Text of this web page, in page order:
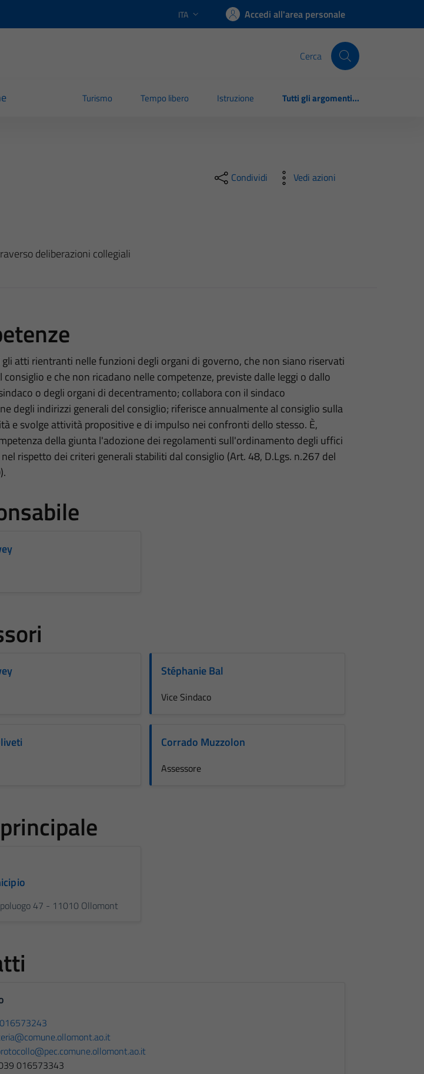
Lingua attiva:
ITA Accedi all'area personale
Cerca
Turismo Tempo libero Istruzione Tutti gli argomenti...
deliberazioni collegiali
Condividi Vedi azioni
atti rientranti nelle funzioni degli organi di governo, che non siano riservati
consiglio e che non ricadano nelle competenze, previste dalle leggi o dallo
o degli organi di decentramento; collabora con il sindaco
degli indirizzi generali del consiglio; riferisce annualmente al consiglio sulla
e svolge attività propositive e di impulso nei confronti dello stesso. È,
della giunta l'adozione dei regolamenti sull'ordinamento degli uffici
rispetto dei criteri generali stabiliti dal consiglio (Art. 48, D.Lgs. n.267 del
Stéphanie Bal
Vice Sindaco
Corrado Muzzolon
Assessore
47 - 11010 Ollomont
016573343